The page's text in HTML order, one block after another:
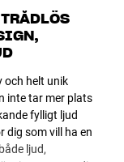
och helt unik
inte tar mer plats
fylligt ljud
dig som vill ha en
ljud,